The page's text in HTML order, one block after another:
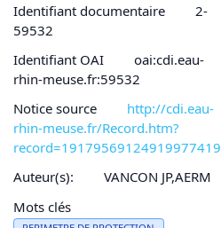
Identifiant documentaire
2-
59532
Identifiant OAI
oai:cdi.eau-
rhin-meuse.fr:59532
Notice source
http://cdi.eau-
rhin-meuse.fr/Record.htm?
record=19179569124919977419
Auteur(s):
VANCON JP,AERM
Mots clés